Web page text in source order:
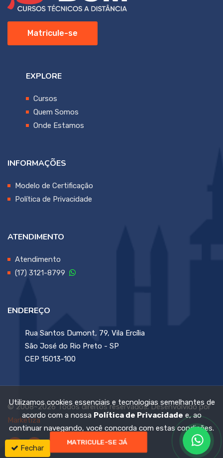
Matricule-se
EXPLORE
Cursos
Quem Somos
Onde Estamos
INFORMAÇÕES
Modelo de Certificação
Política de Privacidade
ATENDIMENTO
Atendimento
(17) 3121-8799
ENDEREÇO
Rua Santos Dumont, 79, Vila Ercília
São José do Rio Preto - SP
CEP 15013-100
© 2008~2026 Todos direitos reservados. Desenvolvido por
Marketiza
Utilizamos cookies essenciais e tecnologias semelhantes de
acordo com a nossa Política de Privacidade e, ao
continuar navegando, você concorda com estas condições.
Fechar
MATRICULE-SE JÁ